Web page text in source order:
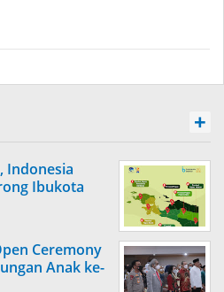
+
Indonesia
Ibukota
Ceremony
Anak ke-